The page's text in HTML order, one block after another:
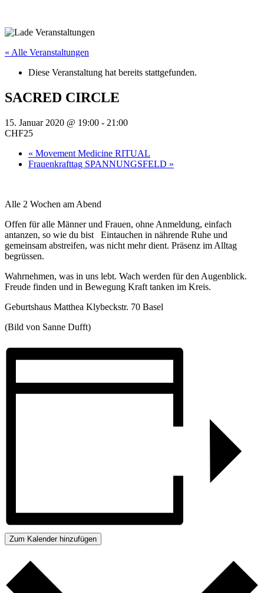
« Alle Veranstaltungen
Diese Veranstaltung hat bereits stattgefunden.
SACRED CIRCLE
15. Januar 2020 @ 19:00 - 21:00
CHF25
« Movement Medicine RITUAL
Frauenkrafttag SPANNUNGSFELD »
Alle 2 Wochen am Abend
Offen für alle Männer und Frauen, ohne Anmeldung, einfach
antanzen, so wie du bist Eintauchen in nährende Ruhe und
gemeinsam abstreifen, was nicht mehr dient. Präsenz im Alltag
begrüssen.
Wahrnehmen, was in uns lebt. Wach werden für den Augenblick.
Freude finden und in Bewegung Kraft tanken im Kreis.
Geburtshaus Matthea Klybeckstr. 70 Basel
(Bild von Sanne Dufft)
Zum Kalender hinzufügen